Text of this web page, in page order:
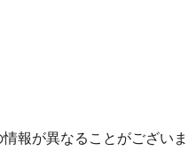
報が異なることがございま